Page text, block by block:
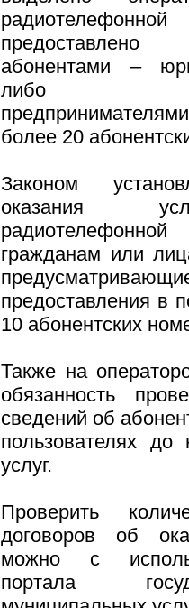
абонентами –
либо
более 20
Законом
оказания
радиотелефонной
гражданам или
предоставления в
10 абонентских
Также на
обязанность
сведений об
пользователях
услуг.
Проверить
договоров об
можно с
портала